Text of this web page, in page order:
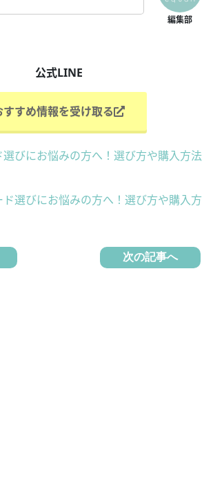
公式LINE
すすめ情報を受け取る
びにお悩みの方へ！選び方や購入方法
選びにお悩みの方へ！選び方や購入方
次の記事へ